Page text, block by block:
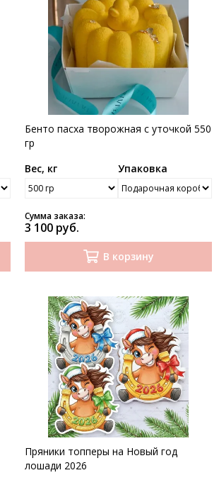
Бенто пасха творожная с уточкой 550
гр
Вес, кг
Упаковка
Сумма заказа:
3 100 руб.
В корзину
Пряники топперы на Новый год
лошади 2026